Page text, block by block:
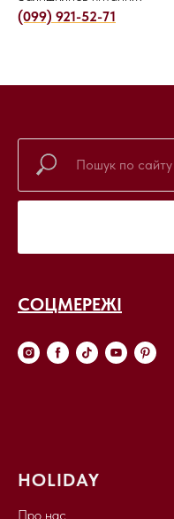
(099) 921-52-71
СОЦМЕРЕЖІ
HOLIDAY
Про нас